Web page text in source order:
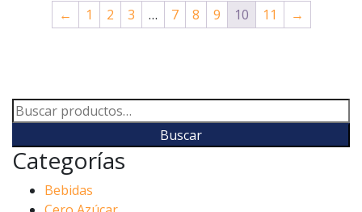
← 1 2 3 … 7 8 9 10 11 →
Buscar
por:
Buscar
Categorías
Bebidas